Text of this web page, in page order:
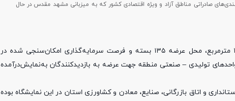
صادراتی مناطق آزاد و ویژه اقتصادی کشور که به میزبانی مشهد مقدس در حال
براین‌اساس غرفه منطقه آزاد انزلی در فضایی به مساحت بالغ بر ۱۴۰ مترمربع، محل عرضه ۱۳۵ بسته و فرصت سرمایه‌گذاری امکان‌سنجی شده در
تولیدی – صنعتی منطقه جهت عرضه به بازدیدکنندگان به‌نمایش‌درآمده
و اتاق بازرگانی، صنایع، معادن و کشاورزی استان در این نمایشگاه بوده